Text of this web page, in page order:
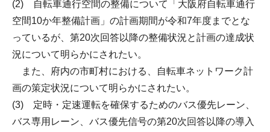
(2) 自転車通行空間の整備について「大阪府自転車通行
空間10か年整備計画」の計画期間が令和7年度までとな
っているが、第20次回答以降の整備状況と計画の達成状
況について明らかにされたい。
また、府内の市町村における、自転車ネットワーク計
画の策定状況について明らかにされたい。
(3) 定時・定速運転を確保するためのバス優先レーン、
バス専用レーン、バス優先信号の第20次回答以降の導入